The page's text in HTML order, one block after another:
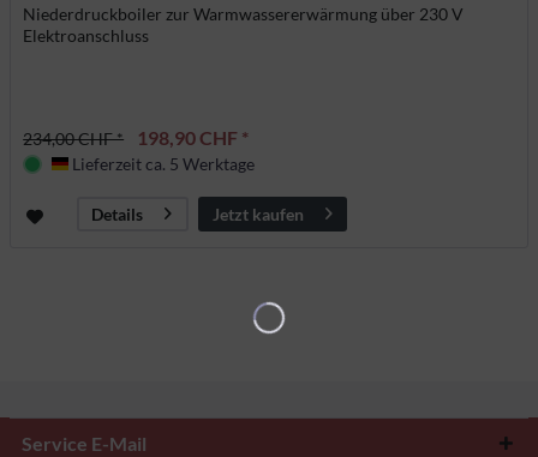
Niederdruckboiler zur Warmwassererwärmung über 230 V
Elektroanschluss
234,00 CHF * 198,90 CHF *
Deutschland
Lieferzeit ca. 5 Werktage
Details Jetzt kaufen
Service E-Mail